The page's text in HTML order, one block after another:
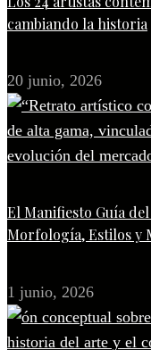
cambiando la historia
20 junio, 2026
El Manifiesto Guía
Morfología, Estilos y
1 junio, 2026